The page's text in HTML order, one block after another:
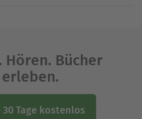
Hören. Bücher
erleben.
30 Tage kostenlos